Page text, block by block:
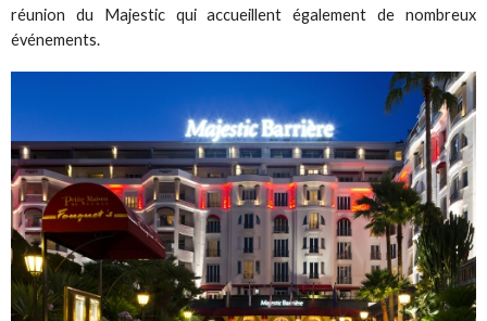
réunion du Majestic qui accueillent également de nombreux
événements.